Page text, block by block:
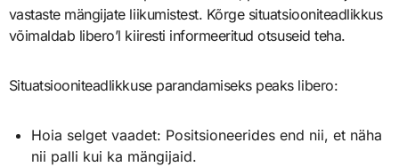
vastaste mängijate liikumistest. Kõrge situatsiooniteadlikkus
võimaldab libero’l kiiresti informeeritud otsuseid teha.
Situatsiooniteadlikkuse parandamiseks peaks libero:
Hoia selget vaadet: Positsioneerides end nii, et näha
nii palli kui ka mängijaid.